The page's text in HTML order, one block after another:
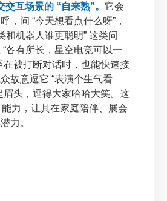
交互场景的 “自来熟”。它会
，问 “今天想看点什么呀”，
和机器人谁更聪明” 这类问
各有所长，星空电竞可以一
在被打断对话时，也能快速接
故意逗它 “表演个生气看
眉头，逗得大家哈哈大笑。这
能力，让其在家庭陪伴、展会
力。